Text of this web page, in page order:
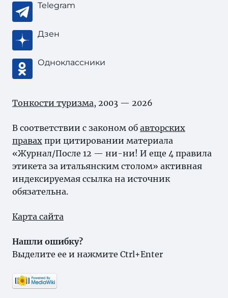
Telegram
Дзен
Одноклассники
Тонкости туризма, 2003 — 2026
В соответствии с законом об авторских
правах при цитировании материала
«Журнал/После 12 — ни-ни! И еще 4 правила
этикета за итальянским столом» активная
индексируемая ссылка на источник
обязательна.
Карта сайта
Нашли ошибку?
Выделите ее и нажмите Ctrl+Enter